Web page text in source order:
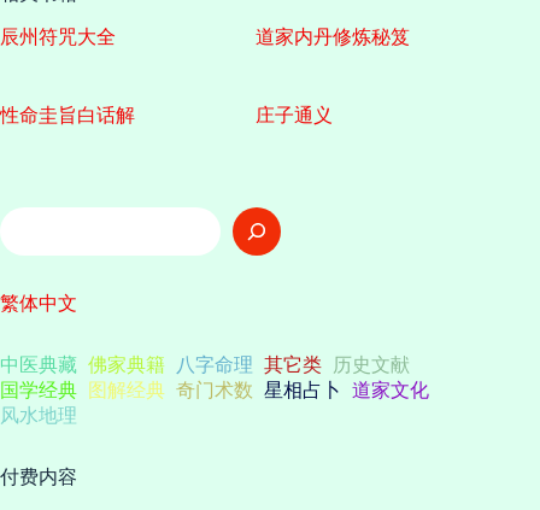
辰州符咒大全 道家内丹修炼秘笈
性命圭旨白话解 庄子通义
搜
索
繁体中文
中医典藏 佛家典籍 八字命理 其它类
历史文献
国学经典
图解经典 奇门术数 星相占卜
道家文化
风水地理
付费内容